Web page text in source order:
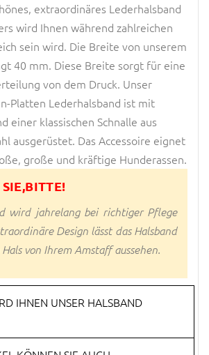
extraordinäres Lederhalsband
wird Ihnen während zahlreichen
sein wird. Die Breite von unserem
40 mm. Diese Breite sorgt für eine
von dem Druck. Unser
Platten Lederhalsband ist mit
einer klassischen Schnalle aus
ausgerüstet. Das Accessoire eignet
große und kräftige Hunderassen.
wird jahrelang bei richtiger Pflege
Design lässt das Halsband
von Ihrem Amstaff aussehen.
IHNEN UNSER HALSBAND